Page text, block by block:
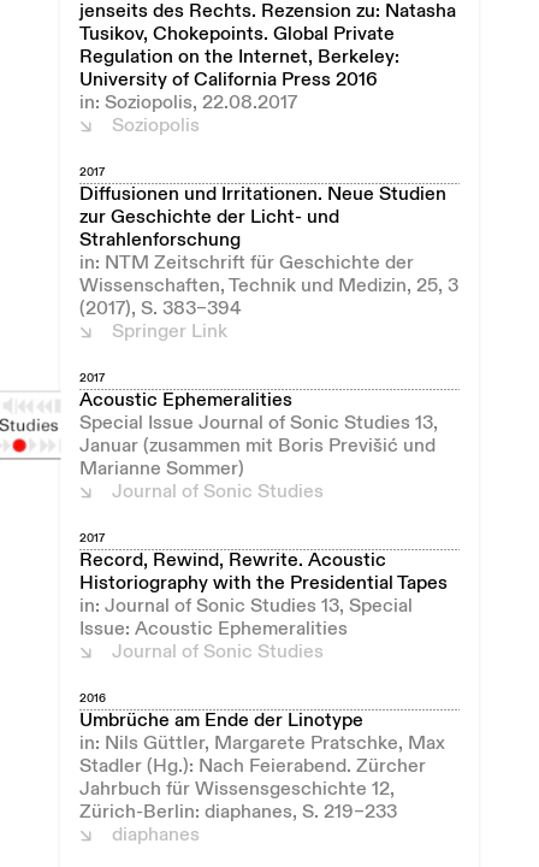
jenseits des Rechts. Rezension zu: Natasha
Tusikov, Chokepoints. Global Private
Regulation on the Internet, Berkeley:
University of California Press 2016
in: Soziopolis, 22.08.2017
Soziopolis
2017
Diffusionen und Irritationen. Neue Studien
zur Geschichte der Licht- und
Strahlenforschung
in: NTM Zeitschrift für Geschichte der
Wissenschaften, Technik und Medizin, 25, 3
(2017), S. 383–394
Springer Link
2017
Acoustic Ephemeralities
Special Issue Journal of Sonic Studies 13,
Januar (zusammen mit Boris Previšić und
Marianne Sommer)
Journal of Sonic Studies
2017
Record, Rewind, Rewrite. Acoustic
Historiography with the Presidential Tapes
in: Journal of Sonic Studies 13, Special
Issue: Acoustic Ephemeralities
Journal of Sonic Studies
2016
Umbrüche am Ende der Linotype
in: Nils Güttler, Margarete Pratschke, Max
Stadler (Hg.): Nach Feierabend. Zürcher
Jahrbuch für Wissensgeschichte 12,
Zürich-Berlin: diaphanes, S. 219–233
diaphanes